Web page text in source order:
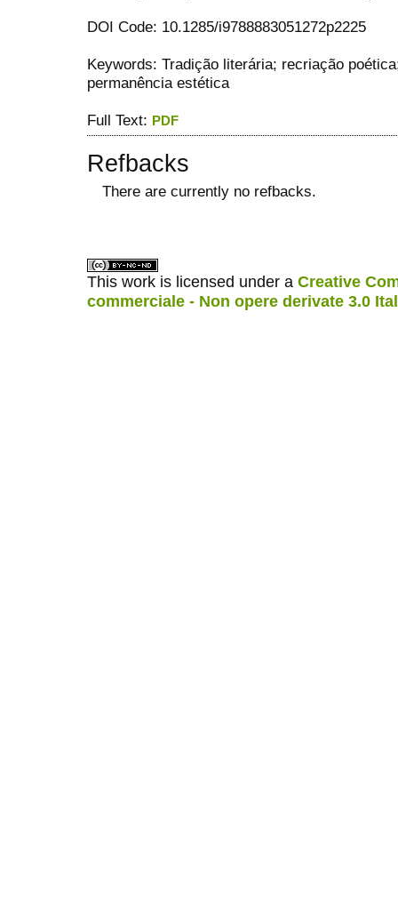
DOI Code: 10.1285/i9788883051272p2225
Keywords: Tradição literária; recriação
permanência estética
Full Text: PDF
Refbacks
There are currently no refbacks.
This work is licensed under a Creative
commerciale - Non opere derivate 3.0